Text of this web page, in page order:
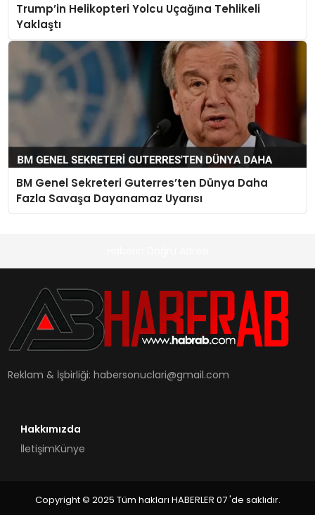
Trump’in Helikopteri Yolcu Uçağına Tehlikeli
Yaklaştı
BM Genel Sekreteri Guterres’ten Dünya Daha
Fazla Savaşa Dayanamaz Uyarısı
Reklam & İşbirliği:habersonuclari@gmail.com
Hakkımızda
İletişimKünye
Copyright © 2025 Tüm hakları HABERLER 07 'de saklıdır.